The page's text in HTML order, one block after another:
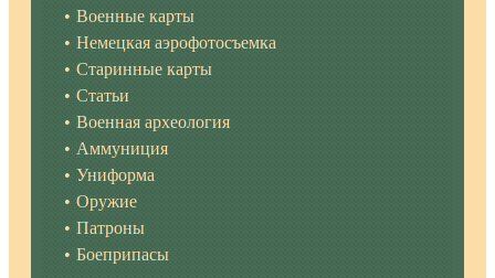
Военные карты
Немецкая аэрофотосъемка
Старинные карты
Статьи
Военная археология
Аммуниция
Униформа
Оружие
Патроны
Боеприпасы